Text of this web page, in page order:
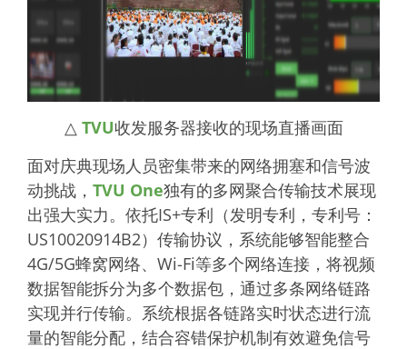
△ TVU收发服务器接收的现场直播画面
面对庆典现场人员密集带来的网络拥塞和信号波
动挑战， TVU One独有的多网聚合传输技术展现
出强大实力。依托IS+专利（发明专利，专利号：
US10020914B2）传输协议，系统能够智能整合
4G/5G蜂窝网络、Wi-Fi等多个网络连接，将视频
数据智能拆分为多个数据包，通过多条网络链路
实现并行传输。系统根据各链路实时状态进行流
量的智能分配，结合容错保护机制有效避免信号